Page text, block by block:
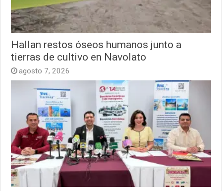
Hallan restos óseos humanos junto a
tierras de cultivo en Navolato
agosto 7, 2026